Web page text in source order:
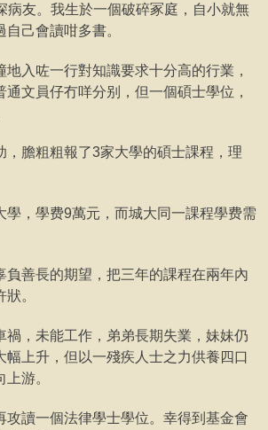
友。我生於一個破碎冢庭，自小就無
己會讀咁多書。
入咗一行對知識要求十分高的行業，
文員仔冇咩分别，但一個碩士學位，
膽粗粗報了3家大學的碩士課程，理
，學费9萬元，而城大同一課程學费需
善長的期望，把三年的課程在兩年內
。
，未能工作，弟弟長期失業，妹妹仍
上升，但以一殘疾人士之力供養四口
游。
讀一個法律學士學位。幸得到基金會